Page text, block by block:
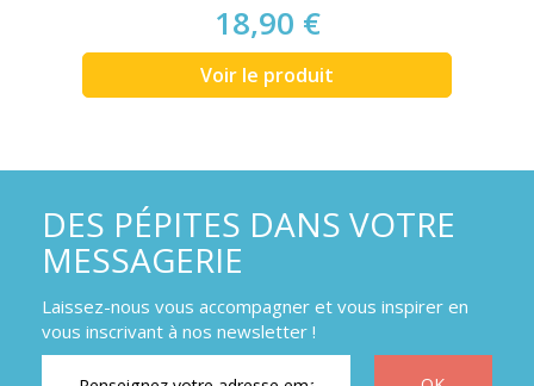
18,90 €
Voir le produit
DES PÉPITES DANS VOTRE
MESSAGERIE
Laissez-nous vous accompagner et vous inspirer en
vous inscrivant à nos newsletter !